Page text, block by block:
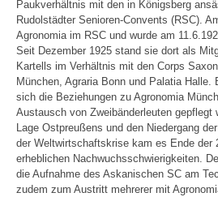
Paukverhältnis mit den in Königsberg
Rudolstädter Senioren-Convents (RSC).
Agronomia im RSC und wurde am
Seit Dezember 1925 stand sie dort als
Kartells im Verhältnis mit den Corps
München, Agraria Bonn und Palatia Halle.
sich die Beziehungen zu Agronomia
Austausch von Zweibänderleuten gepflegt
Lage Ostpreußens und den Niedergang
der Weltwirtschaftskrise kam es Ende der
erheblichen Nachwuchsschwierigkeiten.
die Aufnahme des Askanischen SC am
zudem zum Austritt mehrerer mit